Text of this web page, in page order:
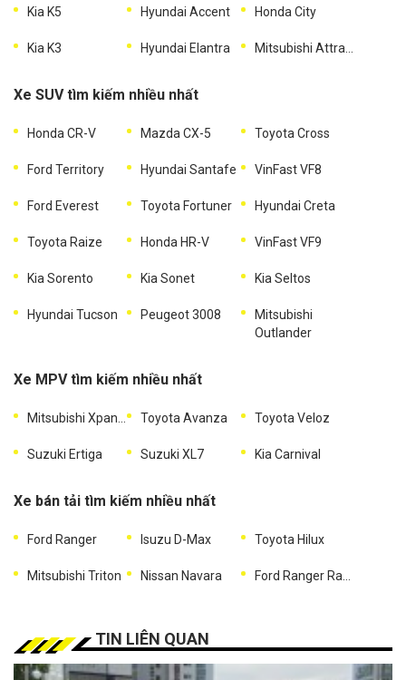
Kia K5 Hyundai Accent Honda City
Kia K3 Hyundai Elantra Mitsubishi Attrage
Xe SUV tìm kiếm nhiều nhất
Honda CR-V Mazda CX-5 Toyota Cross
Ford Territory Hyundai Santafe VinFast VF8
Ford Everest Toyota Fortuner Hyundai Creta
Toyota Raize Honda HR-V VinFast VF9
Kia Sorento Kia Sonet Kia Seltos
Hyundai Tucson Peugeot 3008
Mitsubishi
Outlander
Xe MPV tìm kiếm nhiều nhất
Mitsubishi Xpander Toyota Avanza Toyota Veloz
Suzuki Ertiga Suzuki XL7 Kia Carnival
Xe bán tải tìm kiếm nhiều nhất
Ford Ranger Isuzu D-Max Toyota Hilux
Mitsubishi Triton Nissan Navara Ford Ranger Raptor
TIN LIÊN QUAN